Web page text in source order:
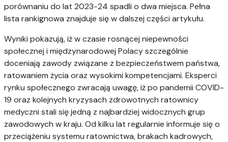
porównaniu do lat 2023-24 spadli o dwa miejsca. Pełna
lista rankignowa znajduje się w dalszej części artykułu.
Wyniki pokazują, iż w czasie rosnącej niepewności
społecznej i międzynarodowej Polacy szczególnie
doceniają zawody związane z bezpieczeństwem państwa,
ratowaniem życia oraz wysokimi kompetencjami. Eksperci
rynku społecznego zwracają uwagę, iż po pandemii COVID-
19 oraz kolejnych kryzysach zdrowotnych ratownicy
medyczni stali się jedną z najbardziej widocznych grup
zawodowych w kraju. Od kilku lat regularnie informuje się o
przeciążeniu systemu ratownictwa, brakach kadrowych,